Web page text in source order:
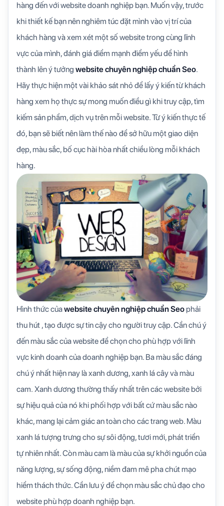
hàng đến với website doanh nghiệp bạn. Muốn vậy, trước
khi thiết kế bạn nên nghiêm túc đặt mình vào vị trí của
khách hàng và xem xét một số website trong cùng lĩnh
vực của mình, đánh giá điểm mạnh điểm yếu để hình
thành lên ý tưởng website chuyên nghiệp chuẩn Seo.
Hãy thực hiện một vài khảo sát nhỏ để lấy ý kiến từ khách
hàng xem họ thực sự mong muốn điều gì khi truy cập, tìm
kiếm sản phẩm, dịch vụ trên mỗi website. Từ ý kiến thực tế
đó, bạn sẽ biết nên làm thế nào để sở hữu một giao diện
đẹp, màu sắc, bố cục hài hòa nhất chiều lòng mỗi khách
hàng.
Hình thức củawebsite chuyên nghiệp chuẩn Seo phải
thu hút , tạo được sự tin cậy cho người truy cập. Cần chú ý
đến màu sắc của website để chọn cho phù hợp với lĩnh
vực kinh doanh của doanh nghiệp bạn. Ba màu sắc đáng
chú ý nhất hiện nay là xanh dương, xanh lá cây và màu
cam. Xanh dương thường thấy nhất trên các website bởi
sự hiệu quả của nó khi phối hợp với bất cứ màu sắc nào
khác, mang lại cảm giác an toàn cho các trang web. Màu
xanh lá tượng trưng cho sự sôi động, tươi mới, phát triển
tự nhiên nhất. Còn màu cam là màu của sự khởi nguồn của
năng lượng, sự sống động, niềm đam mê pha chút mạo
hiểm thách thức. Cần lưu ý để chọn màu sắc chủ đạo cho
website phù hợp doanh nghiệp bạn.